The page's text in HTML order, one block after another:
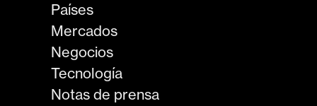
Países
Mercados
Negocios
Tecnología
Notas de prensa